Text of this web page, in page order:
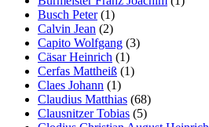
Busch Peter(1)
Calvin Jean (2)
Capito Wolfgang (3)
Cäsar Heinrich (1)
Cerfas Mattheiß (1)
Claes Johann (1)
Claudius Matthias (68)
Clausnitzer Tobias (5)